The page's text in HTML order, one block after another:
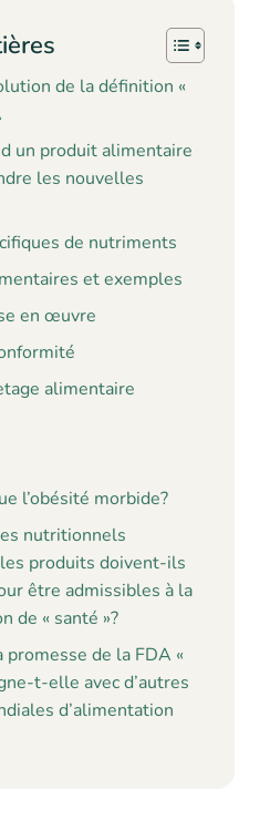
de la définition «
un produit alimentaire
les nouvelles
de nutriments
et exemples
en œuvre
alimentaire
l’obésité morbide?
nutritionnels
produits doivent-ils
être admissibles à la
de « santé »?
promesse de la FDA «
t-elle avec d’autres
d’alimentation